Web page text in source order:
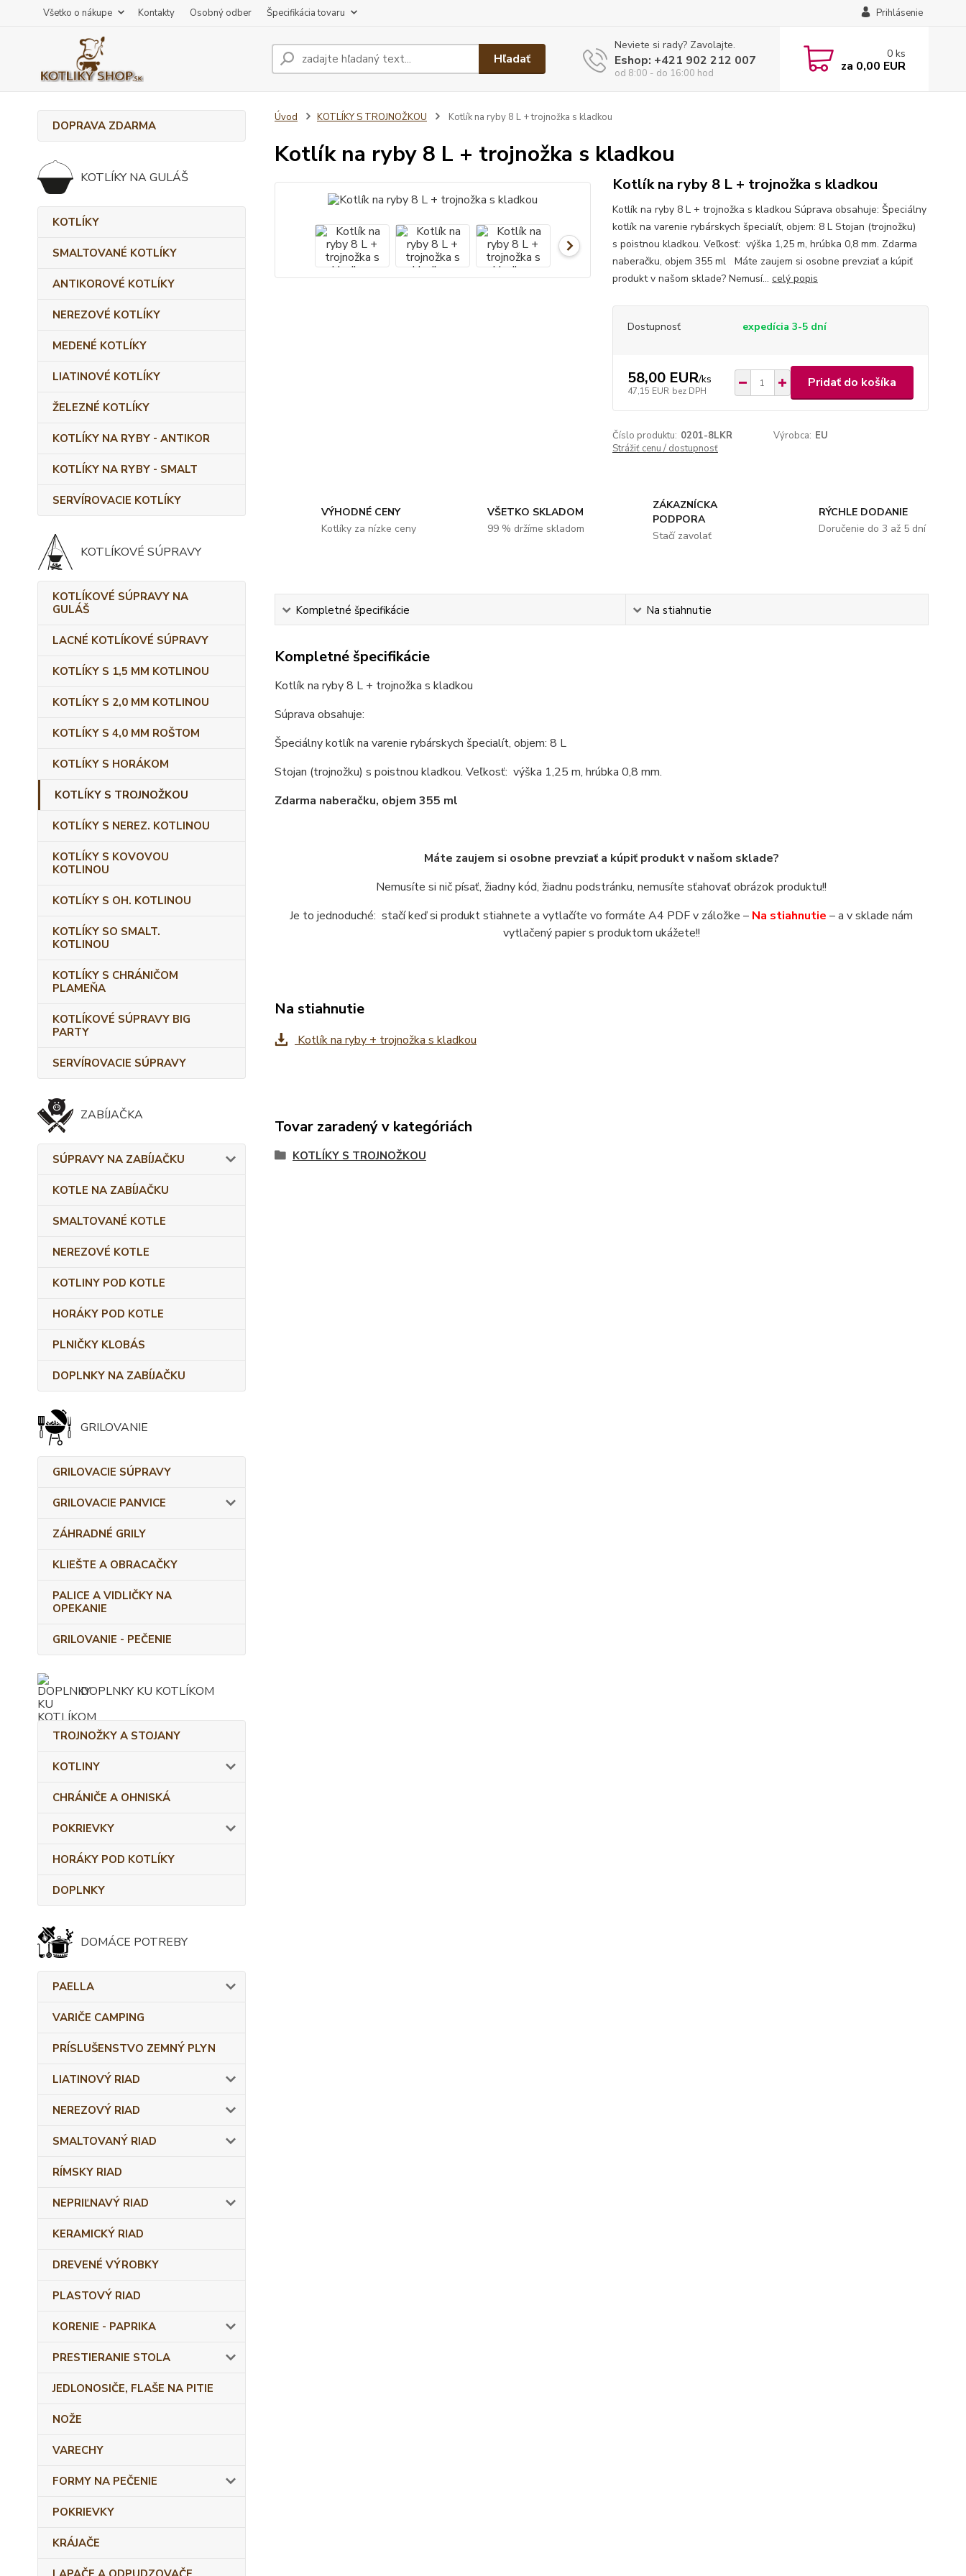
Všetko o nákupe Kontakty Osobný odber Špecifikácia tovaru Prihlásenie
Hľadať
Neviete si rady? Zavolajte.
Eshop: +421 902 212 007
od 8:00 - do 16:00 hod
0 ks
za 0,00 EUR
DOPRAVA ZDARMA
KOTLÍKY NA GULÁŠ
KOTLÍKY
SMALTOVANÉ KOTLÍKY
ANTIKOROVÉ KOTLÍKY
NEREZOVÉ KOTLÍKY
MEDENÉ KOTLÍKY
LIATINOVÉ KOTLÍKY
ŽELEZNÉ KOTLÍKY
KOTLÍKY NA RYBY - ANTIKOR
KOTLÍKY NA RYBY - SMALT
SERVÍROVACIE KOTLÍKY
KOTLÍKOVÉ SÚPRAVY
KOTLÍKOVÉ SÚPRAVY NA
GULÁŠ
LACNÉ KOTLÍKOVÉ SÚPRAVY
KOTLÍKY S 1,5 MM KOTLINOU
KOTLÍKY S 2,0 MM KOTLINOU
KOTLÍKY S 4,0 MM ROŠTOM
KOTLÍKY S HORÁKOM
KOTLÍKY S TROJNOŽKOU
KOTLÍKY S NEREZ. KOTLINOU
KOTLÍKY S KOVOVOU
KOTLINOU
KOTLÍKY S OH. KOTLINOU
KOTLÍKY SO SMALT.
KOTLINOU
KOTLÍKY S CHRÁNIČOM
PLAMEŇA
KOTLÍKOVÉ SÚPRAVY BIG
PARTY
SERVÍROVACIE SÚPRAVY
ZABÍJAČKA
SÚPRAVY NA ZABÍJAČKU
KOTLE NA ZABÍJAČKU
SMALTOVANÉ KOTLE
NEREZOVÉ KOTLE
KOTLINY POD KOTLE
HORÁKY POD KOTLE
PLNIČKY KLOBÁS
DOPLNKY NA ZABÍJAČKU
GRILOVANIE
GRILOVACIE SÚPRAVY
GRILOVACIE PANVICE
ZÁHRADNÉ GRILY
KLIEŠTE A OBRACAČKY
PALICE A VIDLIČKY NA
OPEKANIE
GRILOVANIE - PEČENIE
DOPLNKY KU KOTLÍKOM
TROJNOŽKY A STOJANY
KOTLINY
CHRÁNIČE A OHNISKÁ
POKRIEVKY
HORÁKY POD KOTLÍKY
DOPLNKY
DOMÁCE POTREBY
PAELLA
VARIČE CAMPING
PRÍSLUŠENSTVO ZEMNÝ PLYN
LIATINOVÝ RIAD
NEREZOVÝ RIAD
SMALTOVANÝ RIAD
RÍMSKY RIAD
NEPRIĽNAVÝ RIAD
KERAMICKÝ RIAD
DREVENÉ VÝROBKY
PLASTOVÝ RIAD
KORENIE - PAPRIKA
PRESTIERANIE STOLA
JEDLONOSIČE, FLAŠE NA PITIE
NOŽE
VARECHY
FORMY NA PEČENIE
POKRIEVKY
KRÁJAČE
Úvod KOTLÍKY S TROJNOŽKOU Kotlík na ryby 8 L + trojnožka s kladkou
Kotlík na ryby 8 L + trojnožka s kladkou
Kotlík na ryby 8 L + trojnožka s kladkou
Kotlík na ryby 8 L + trojnožka s kladkou Súprava obsahuje: Špeciálny
kotlík na varenie rybárskych špecialít, objem: 8 L Stojan (trojnožku)
s poistnou kladkou. Veľkosť: výška 1,25 m, hrúbka 0,8 mm. Zdarma
naberačku, objem 355 ml Máte zaujem si osobne prevziať a kúpiť
produkt v našom sklade? Nemusí... celý popis
Dostupnosť expedícia 3-5 dní
58,00 EUR/ks
47,15 EUR bez DPH
Pridať do košíka
Číslo produktu: 0201-8LKR Výrobca: EU
Strážiť cenu / dostupnosť
VÝHODNÉ CENY
Kotlíky za nízke ceny
VŠETKO SKLADOM
99 % držíme skladom
ZÁKAZNÍCKA
PODPORA
Stačí zavolať
RÝCHLE DODANIE
Doručenie do 3 až 5 dní
Kompletné špecifikácie Na stiahnutie
Kompletné špecifikácie
Kotlík na ryby 8 L + trojnožka s kladkou
Súprava obsahuje:
Špeciálny kotlík na varenie rybárskych špecialít, objem: 8 L
Stojan (trojnožku) s poistnou kladkou. Veľkosť: výška 1,25 m, hrúbka 0,8 mm.
Zdarma naberačku, objem 355 ml
Máte zaujem si osobne prevziať a kúpiť produkt v našom sklade?
Nemusíte si nič písať, žiadny kód, žiadnu podstránku, nemusíte sťahovať obrázok produktu!!
Je to jednoduché: stačí keď si produkt stiahnete a vytlačíte vo formáte A4 PDF v záložke – Na stiahnutie – a v sklade nám
vytlačený papier s produktom ukážete!!
Na stiahnutie
Kotlík na ryby + trojnožka s kladkou
Tovar zaradený v kategóriách
KOTLÍKY S TROJNOŽKOU